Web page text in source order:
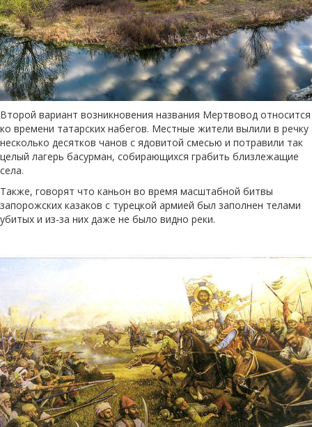
Второй вариант возникновения названия Мертвовод относится
ко времени татарских набегов. Местные жители вылили в речку
несколько десятков чанов с ядовитой смесью и потравили так
целый лагерь басурман, собирающихся грабить близлежащие
села.
Также, говорят что каньон во время масштабной битвы
запорожских казаков с турецкой армией был заполнен телами
убитых и из-за них даже не было видно реки.